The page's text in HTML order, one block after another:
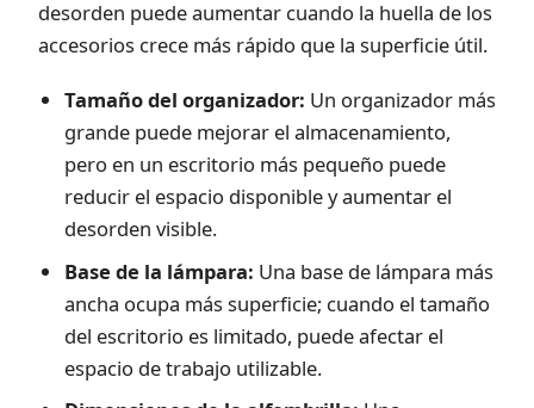
desorden puede aumentar cuando la huella de los
accesorios crece más rápido que la superficie útil.
Tamaño del organizador: Un organizador más
grande puede mejorar el almacenamiento,
pero en un escritorio más pequeño puede
reducir el espacio disponible y aumentar el
desorden visible.
Base de la lámpara: Una base de lámpara más
ancha ocupa más superficie; cuando el tamaño
del escritorio es limitado, puede afectar el
espacio de trabajo utilizable.